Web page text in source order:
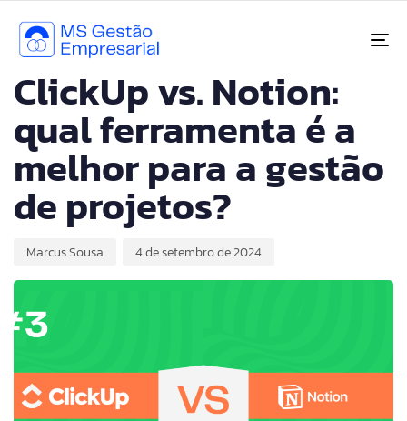
IN:
SEM CATEGORIA
ClickUp vs. Notion:
qual ferramenta é a
melhor para a gestão
de projetos?
Marcus Sousa
on:
4 de setembro de 2024